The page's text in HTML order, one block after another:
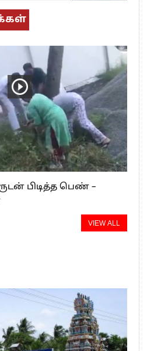
பிடித்த பெண் –
VIEW ALL